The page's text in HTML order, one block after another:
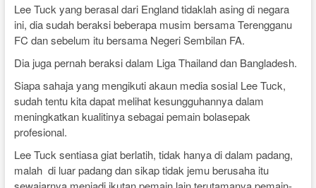
Lee Tuck yang berasal dari England tidaklah asing di negara
ini, dia sudah beraksi beberapa musim bersama Terengganu
FC dan sebelum itu bersama Negeri Sembilan FA.
Dia juga pernah beraksi dalam Liga Thailand dan Bangladesh.
Siapa sahaja yang mengikuti akaun media sosial Lee Tuck,
sudah tentu kita dapat melihat kesungguhannya dalam
meningkatkan kualitinya sebagai pemain bolasepak
profesional.
Lee Tuck sentiasa giat berlatih, tidak hanya di dalam padang,
malah di luar padang dan sikap tidak jemu berusaha itu